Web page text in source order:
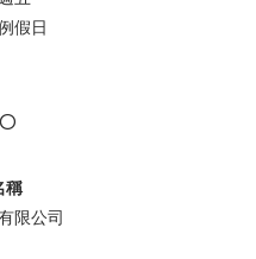
假日
稱
限公司